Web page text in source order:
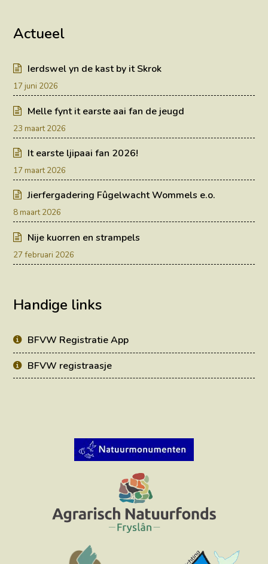
Actueel
Ierdswel yn de kast by it Skrok
17 juni 2026
Melle fynt it earste aai fan de jeugd
23 maart 2026
It earste ljipaai fan 2026!
17 maart 2026
Jierfergadering Fûgelwacht Wommels e.o.
8 maart 2026
Nije kuorren en strampels
27 februari 2026
Handige links
BFVW Registratie App
BFVW registraasje